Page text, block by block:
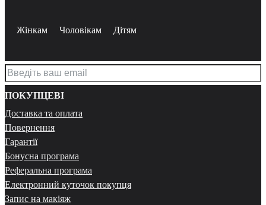
Жінкам Чоловікам Дітям
ПОКУПЦЕВІ
Доставка та оплата
Повернення
Гарантії
Бонусна програма
Реферальна програма
Електронний куточок покупця
Запис на макіяж